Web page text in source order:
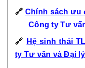
🔗 Chính sách ưu
Công ty Tư
🔗
Hệ sinh thái
ty Tư vấn và Đại